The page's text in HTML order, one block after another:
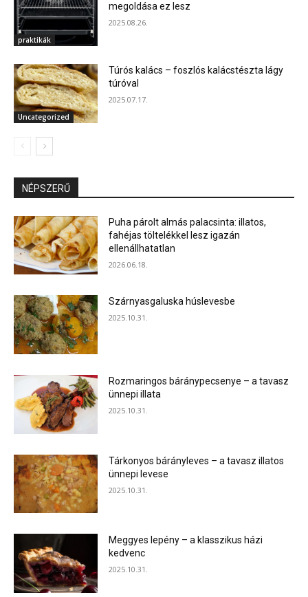
praktikák
megoldása ez lesz
2025.08.26.
Uncategorized
Túrós kalács – foszlós kalácstészta lágy
túróval
2025.07.17.
NÉPSZERŰ
Puha párolt almás palacsinta: illatos,
fahéjas töltelékkel lesz igazán
ellenállhatatlan
2026.06.18.
Szárnyasgaluska húslevesbe
2025.10.31.
Rozmaringos báránypecsenye – a tavasz
ünnepi illata
2025.10.31.
Tárkonyos bárányleves – a tavasz illatos
ünnepi levese
2025.10.31.
Meggyes lepény – a klasszikus házi
kedvenc
2025.10.31.